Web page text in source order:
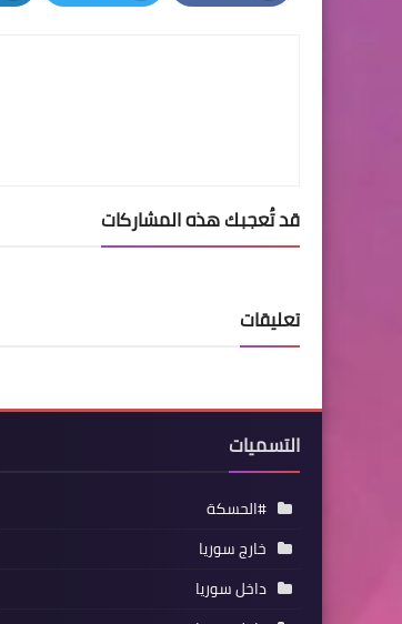
Facebook
Twitter
قد تُعجبك هذه المشاركات
تعليقات
التسميات
#الحسكة
خارج سوريا
داخل سوريا